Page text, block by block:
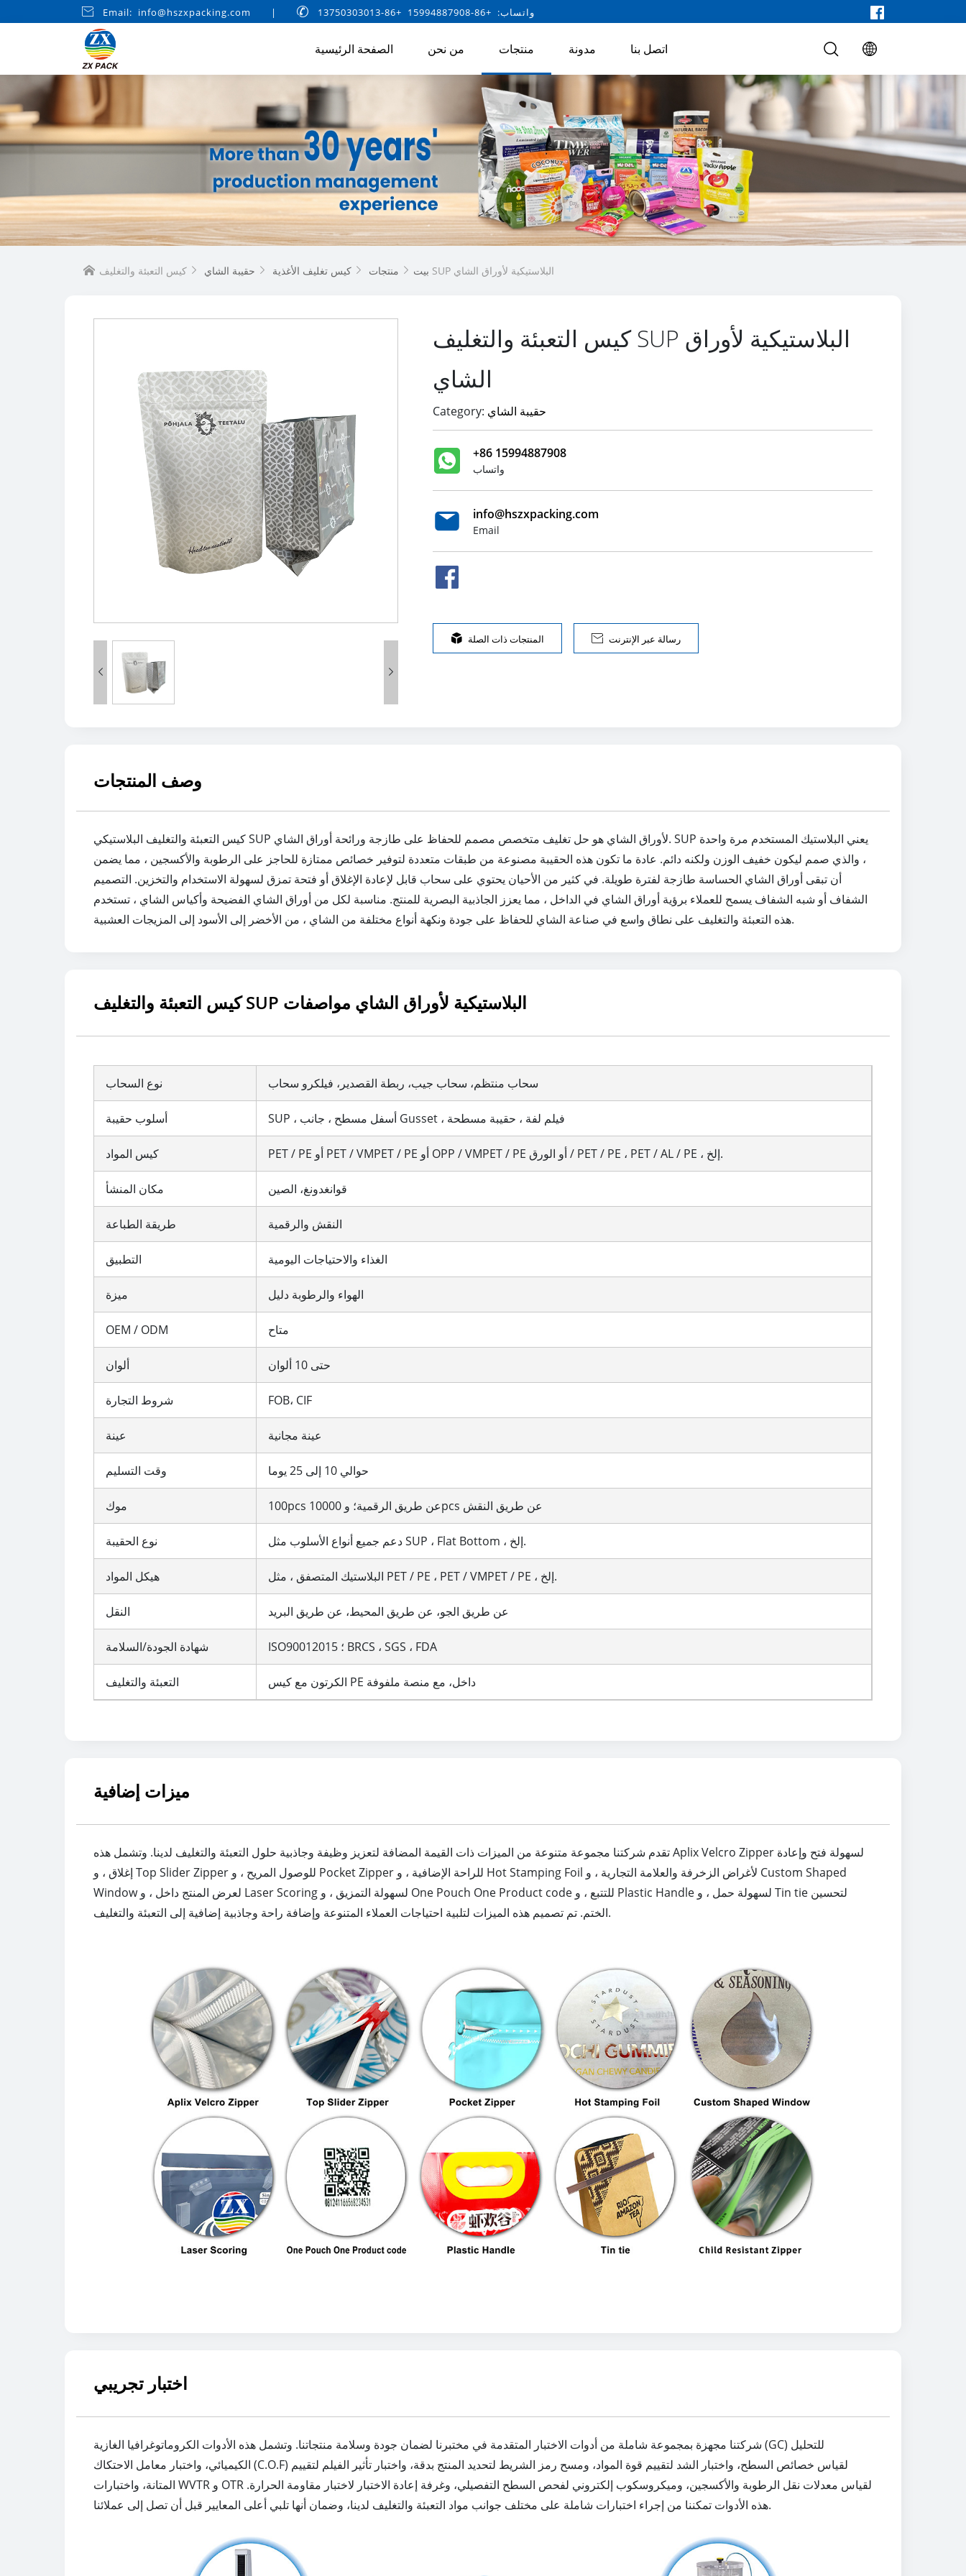
 Email: info@hszxpacking.com |  واتساب: +86-15994887908 +86-13750303013
الصفحة الرئيسية من نحن منتجات مدونة اتصل بنا
 بيت  منتجات  كيس تغليف الأغذية  حقيبة الشاي  كيس التعبئة والتغليف SUP البلاستيكية لأوراق الشاي
 
كيس التعبئة والتغليف SUP البلاستيكية لأوراق
الشاي
Category: حقيبة الشاي
+86 15994887908
واتساب
info@hszxpacking.com
Email
 المنتجات ذات الصلة  رسالة عبر الإنترنت
وصف المنتجات
كيس التعبئة والتغليف البلاستيكي SUP لأوراق الشاي هو حل تغليف متخصص مصمم للحفاظ على طازجة ورائحة أوراق الشاي. SUP يعني البلاستيك المستخدم مرة واحدة
، والذي صمم ليكون خفيف الوزن ولكنه دائم. عادة ما تكون هذه الحقيبة مصنوعة من طبقات متعددة لتوفير خصائص ممتازة للحاجز على الرطوبة والأكسجين ، مما يضمن
أن تبقى أوراق الشاي الحساسة طازجة لفترة طويلة. في كثير من الأحيان يحتوي على سحاب قابل لإعادة الإغلاق أو فتحة تمزق لسهولة الاستخدام والتخزين. التصميم
الشفاف أو شبه الشفاف يسمح للعملاء برؤية أوراق الشاي في الداخل ، مما يعزز الجاذبية البصرية للمنتج. مناسبة لكل من أوراق الشاي الفضيحة وأكياس الشاي ، تستخدم
هذه التعبئة والتغليف على نطاق واسع في صناعة الشاي للحفاظ على جودة ونكهة أنواع مختلفة من الشاي ، من الأخضر إلى الأسود إلى المزيجات العشبية.
كيس التعبئة والتغليف SUP البلاستيكية لأوراق الشاي مواصفات
نوع السحاب سحاب منتظم، سحاب جيب، ربطة القصدير، فيلكرو سحاب
أسلوب حقيبة SUP ، أسفل مسطح ، جانب Gusset ، فيلم لفة ، حقيبة مسطحة
كيس المواد PET / PE أو PET / VMPET / PE أو OPP / VMPET / PE أو الورق / PET / PE ، PET / AL / PE ، إلخ.
مكان المنشأ قوانغدونغ، الصين
طريقة الطباعة النقش والرقمية
التطبيق الغذاء والاحتياجات اليومية
ميزة الهواء والرطوبة دليل
OEM / ODM متاح
ألوان حتى 10 ألوان
شروط التجارة FOB، CIF
عينة عينة مجانية
وقت التسليم حوالي 10 إلى 25 يوما
موك 100pcs عن طريق الرقمية؛ و 10000pcs عن طريق النقش
نوع الحقيبة دعم جميع أنواع الأسلوب مثل SUP ، Flat Bottom ، إلخ.
هيكل المواد البلاستيك المتصفق ، مثل PET / PE ، PET / VMPET / PE ، إلخ.
النقل عن طريق الجو، عن طريق المحيط، عن طريق البريد
شهادة الجودة/السلامة ISO90012015 ؛ BRCS ، SGS ، FDA
التعبئة والتغليف الكرتون مع كيس PE داخل، مع منصة ملفوفة
ميزات إضافية
تقدم شركتنا مجموعة متنوعة من الميزات ذات القيمة المضافة لتعزيز وظيفة وجاذبية حلول التعبئة والتغليف لدينا. وتشمل هذه Aplix Velcro Zipper لسهولة فتح وإعادة
إغلاق ، و Top Slider Zipper للوصول المريح ، و Pocket Zipper للراحة الإضافية ، و Hot Stamping Foil لأغراض الزخرفة والعلامة التجارية ، و Custom Shaped
Window لعرض المنتج داخل ، و Laser Scoring لسهولة التمزيق ، و One Pouch One Product code للتتبع ، و Plastic Handle لسهولة حمل ، و Tin tie لتحسين
الختم. تم تصميم هذه الميزات لتلبية احتياجات العملاء المتنوعة وإضافة راحة وجاذبية إضافية إلى التعبئة والتغليف.
اختبار تجريبي
شركتنا مجهزة بمجموعة شاملة من أدوات الاختبار المتقدمة في مختبرنا لضمان جودة وسلامة منتجاتنا. وتشمل هذه الأدوات الكروماتوغرافيا الغازية (GC) للتحليل
الكيميائي، واختبار معامل الاحتكاك (C.O.F) لقياس خصائص السطح، واختبار الشد لتقييم قوة المواد، ومسح رمز الشريط لتحديد المنتج بدقة، واختبار تأثير الفيلم لتقييم
المتانة، واختبارات WVTR و OTR لقياس معدلات نقل الرطوبة والأكسجين، وميكروسكوب إلكتروني لفحص السطح التفصيلي، وغرفة إعادة الاختبار لاختبار مقاومة الحرارة.
هذه الأدوات تمكننا من إجراء اختبارات شاملة على مختلف جوانب مواد التعبئة والتغليف لدينا، وضمان أنها تلبي أعلى المعايير قبل أن تصل إلى عملائنا.